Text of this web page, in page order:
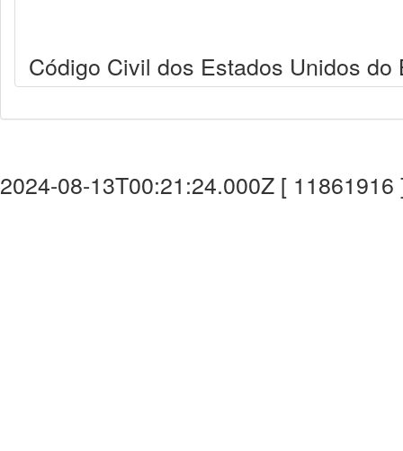
Código Civil dos Estados Unidos do
2024-08-13T00:21:24.000Z [ 11861916